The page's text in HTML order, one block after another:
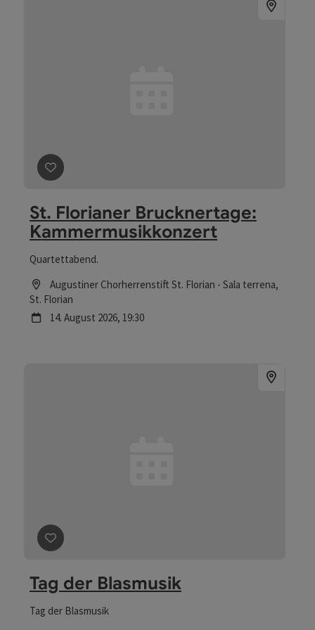
Beitrag merken
St. Florianer Brucknertage:
Kammermusikkonzert
Quartettabend.
Location
Augustiner Chorherrenstift St. Florian - Sala terrena,
St. Florian
Nächster Termin
14. August 2026, 19:30
Beitrag merken
Tag der Blasmusik
Tag der Blasmusik